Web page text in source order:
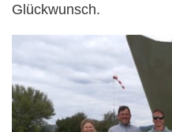
Glückwunsch.